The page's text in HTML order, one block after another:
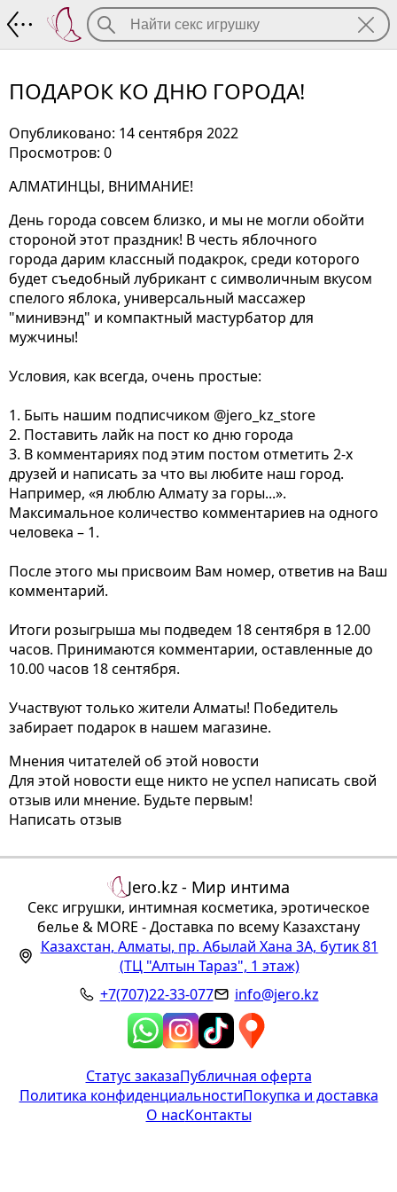
ПОДАРОК КО ДНЮ ГОРОДА!
Опубликовано: 14 сентября 2022
Просмотров: 0
АЛМАТИНЦЫ, ВНИМАНИЕ!
День города совсем близко, и мы не могли обойти
стороной этот праздник! В честь яблочного
города дарим классный подакрок, среди которого
будет съедобный лубрикант с символичным вкусом
спелого яблока, универсальный массажер
"минивэнд" и компактный мастурбатор для
мужчины!
Условия, как всегда, очень простые:
1. Быть нашим подписчиком @jero_kz_store
2. Поставить лайк на пост ко дню города
3. В комментариях под этим постом отметить 2-х
друзей и написать за что вы любите наш город.
Например, «я люблю Алмату за горы...».
Максимальное количество комментариев на одного
человека – 1.
После этого мы присвоим Вам номер, ответив на Ваш
комментарий.
Итоги розыгрыша мы подведем 18 сентября в 12.00
часов. Принимаются комментарии, оставленные до
10.00 часов 18 сентября.
Участвуют только жители Алматы! Победитель
забирает подарок в нашем магазине.
Мнения читателей об этой новости
Для этой новости еще никто не успел написать свой
отзыв или мнение. Будьте первым!
Написать отзыв
ПОДАРОК КО ДНЮ ГОРОДА!
Jero.kz - Мир интима
Секс игрушки, интимная косметика, эротическое
белье & MORE - Доставка по всему Казахстану
Казахстан, Алматы, пр. Абылай Хана 3А, бутик 81
(ТЦ "Алтын Тараз", 1 этаж)
+7(707)22-33-077
info@jero.kz
Статус заказаПубличная оферта
Политика конфиденциальностиПокупка и доставка
О насКонтакты